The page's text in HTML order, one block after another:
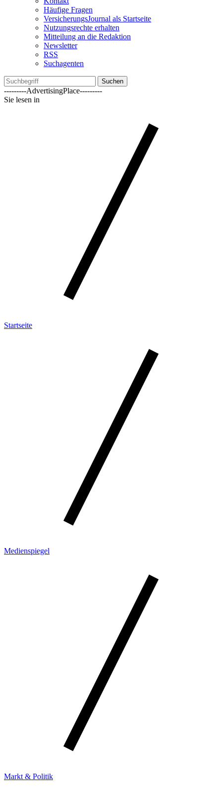
Häufige Fragen
VersicherungsJournal als Startseite
Nutzungsrechte erhalten
Mitteilung an die Redaktion
Newsletter
RSS
Suchagenten
Suchen
---------AdvertisingPlace---------
Sie lesen in
Startseite
Medienspiegel
Markt & Politik